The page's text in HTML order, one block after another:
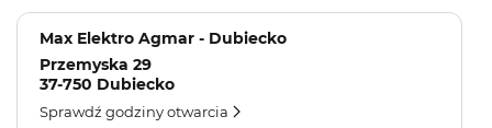
Max Elektro Agmar - Dubiecko
Przemyska 29
37-750 Dubiecko
Sprawdź godziny otwarcia